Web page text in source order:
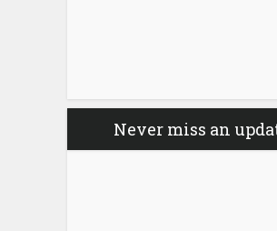
Never miss an